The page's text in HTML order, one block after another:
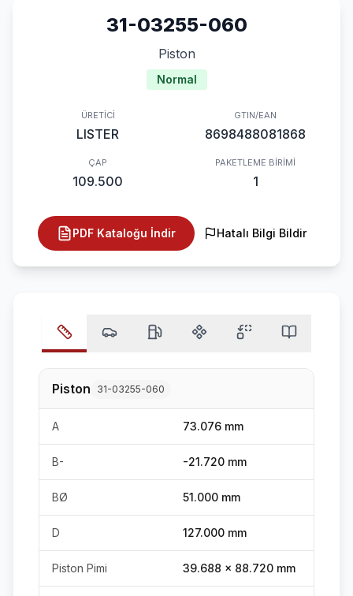
31-03255-060
Piston
Normal
ÜRETICI
LISTER
GTIN/EAN
8698488081868
ÇAP
109.500
PAKETLEME BIRIMI
1
PDF Kataloğu İndir Hatalı Bilgi Bildir
Piston 31-03255-060
A 73.076 mm
B- -21.720 mm
BØ 51.000 mm
D 127.000 mm
Piston Pimi 39.688 x 88.720 mm